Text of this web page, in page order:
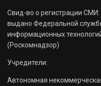
Свид-во о регистрации
выдано Федеральной
информационных
(Роскомнадзор)
Учредители:
Автономная